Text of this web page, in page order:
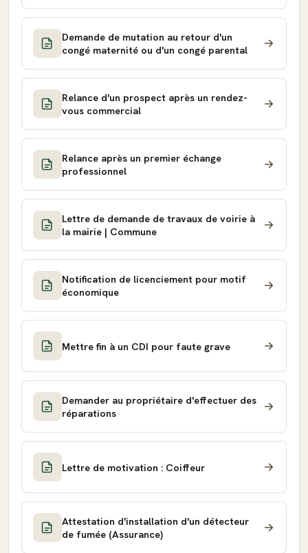
Demande de mutation au retour d'un
congé maternité ou d'un congé parental
Relance d'un prospect après un rendez-
vous commercial
Relance après un premier échange
professionnel
Lettre de demande de travaux de voirie à
la mairie | Commune
Notification de licenciement pour motif
économique
Mettre fin à un CDI pour faute grave
Demander au propriétaire d'effectuer des
réparations
Lettre de motivation : Coiffeur
Attestation d'installation d'un détecteur
de fumée (Assurance)